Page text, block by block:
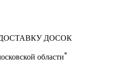
ДОСОК
области*